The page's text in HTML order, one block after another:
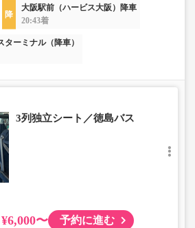
大阪駅前（ハービス大阪）降車
20:43着
ーミナル（降車）
3列独立シート／徳島バス
¥6,000〜 予約に進む